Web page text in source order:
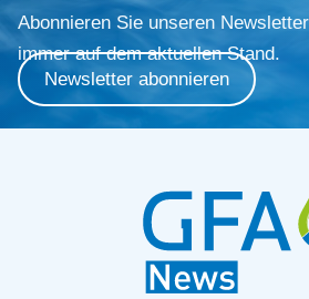
Abonnieren Sie unseren
immer auf dem aktuellen Stand.
Newsletter abonnieren